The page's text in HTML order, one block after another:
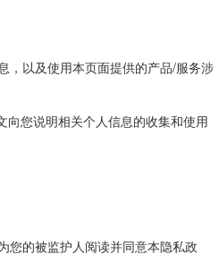
，以及使用本页面提供的产品/服务涉
您说明相关个人信息的收集和使用
您的被监护人阅读并同意本隐私政